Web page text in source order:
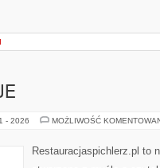
- 2026 MOŻLIWOŚĆ
Restauracjaspichlerz.pl to